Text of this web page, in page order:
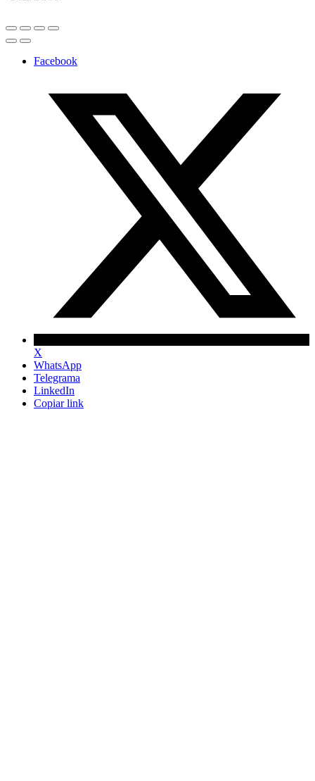
Facebook
X
WhatsApp
Telegrama
LinkedIn
Copiar link